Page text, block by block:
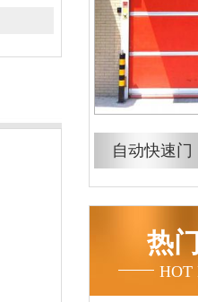
自动快速门
热
HOT